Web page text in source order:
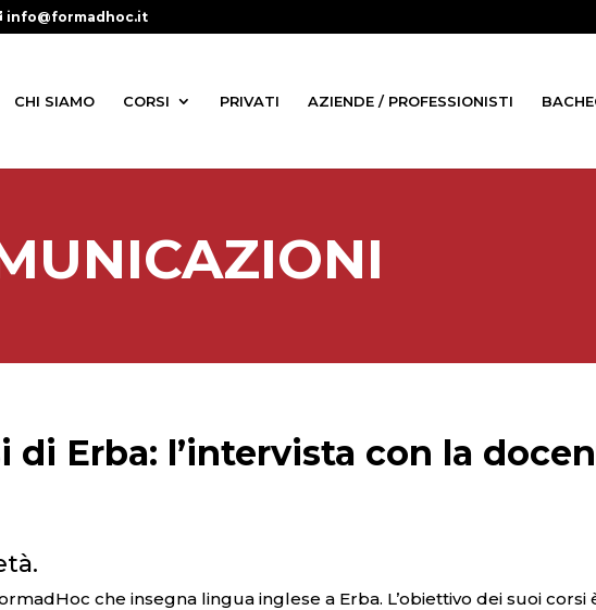
info@formadhoc.it
CHI SIAMO CORSI PRIVATI AZIENDE / PROFESSIONISTI
di Erba: l’intervista con la
che insegna lingua inglese a Erba. L’obiettivo dei suoi corsi